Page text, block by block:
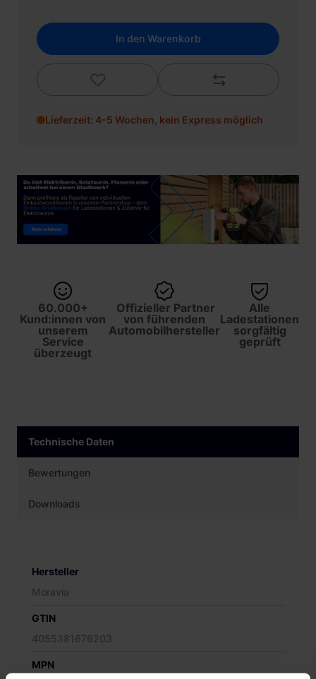
In den Warenkorb
Lieferzeit: 4-5 Wochen, kein Express möglich
60.000+
Kund:innen von
unserem
Service
überzeugt
Offizieller Partner
von führenden
Automobilhersteller
Alle
Ladestationen
sorgfältig
geprüft
Technische Daten
Bewertungen
Downloads
Hersteller
Moravia
GTIN
4055381676203
MPN